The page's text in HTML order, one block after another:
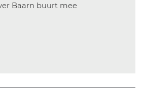
Baarn buurt mee